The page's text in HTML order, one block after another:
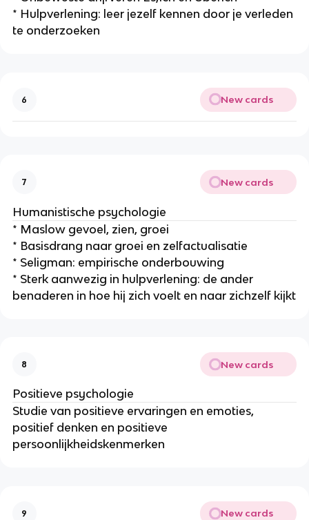
* Hulpverlening: leer jezelf kennen door je verleden
te onderzoeken
6 New cards
7 New cards
Humanistische psychologie
* Maslow gevoel, zien, groei
* Basisdrang naar groei en zelfactualisatie
* Seligman: empirische onderbouwing
* Sterk aanwezig in hulpverlening: de ander
benaderen in hoe hij zich voelt en naar zichzelf kijkt
8 New cards
Positieve psychologie
Studie van positieve ervaringen en emoties,
positief denken en positieve
persoonlijkheidskenmerken
9 New cards